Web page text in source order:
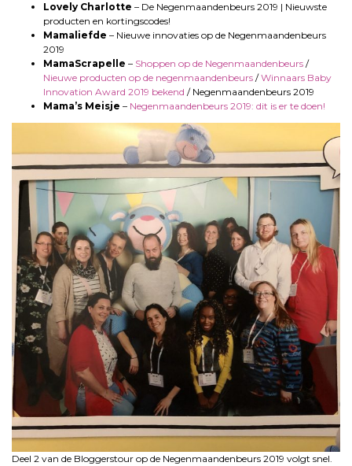
Lovely Charlotte – De Negenmaandenbeurs 2019 | Nieuwste
producten en kortingscodes!
Mamaliefde – Nieuwe innovaties op de Negenmaandenbeurs
2019
MamaScrapelle – Shoppen op de Negenmaandenbeurs /
Nieuwe producten op de negenmaandenbeurs /Winnaars Baby
Innovation Award 2019 bekend / Negenmaandenbeurs 2019
Mama’s Meisje – Negenmaandenbeurs 2019: dit is er te doen!
Deel 2 van de Bloggerstour op de Negenmaandenbeurs 2019 volgt snel.